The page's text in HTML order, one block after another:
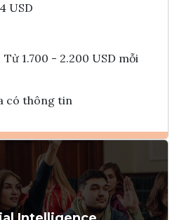
USD
Từ 1.700 - 2.200 USD mỗi
có thông tin
Ghi danh
Tham vấn Interlink